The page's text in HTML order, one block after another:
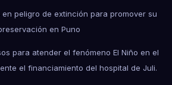
peligro de extinción para promover su
en Puno
para atender el fenómeno El Niño en el
el financiamiento del hospital de Juli.